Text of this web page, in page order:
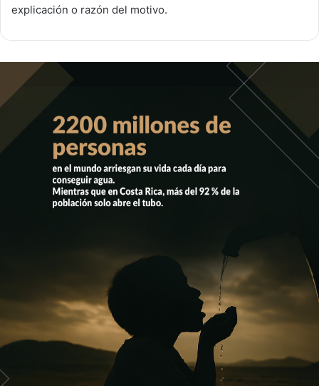
explicación o razón del motivo.